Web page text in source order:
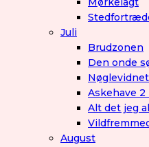
Juli
Brudzonen
Den onde
Nøglevidnet
Askehave 2
Alt det jeg
August